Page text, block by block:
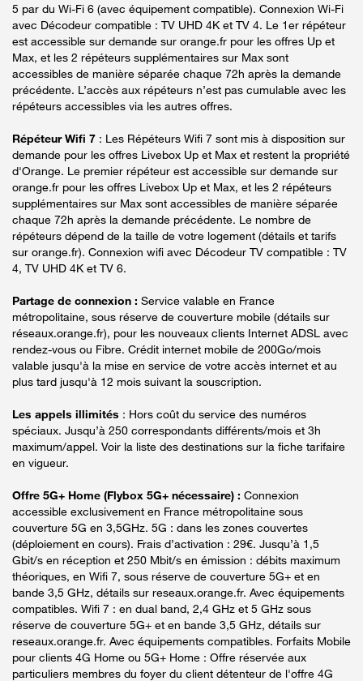
5 par du Wi-Fi 6 (avec équipement compatible). Connexion Wi-Fi
avec Décodeur compatible : TV UHD 4K et TV 4. Le 1er répéteur
est accessible sur demande sur orange.fr pour les offres Up et
Max, et les 2 répéteurs supplémentaires sur Max sont
accessibles de manière séparée chaque 72h après la demande
précédente. L’accès aux répéteurs n’est pas cumulable avec les
répéteurs accessibles via les autres offres.
Répéteur Wifi 7 : Les Répéteurs Wifi 7 sont mis à disposition sur
demande pour les offres Livebox Up et Max et restent la propriété
d'Orange. Le premier répéteur est accessible sur demande sur
orange.fr pour les offres Livebox Up et Max, et les 2 répéteurs
supplémentaires sur Max sont accessibles de manière séparée
chaque 72h après la demande précédente. Le nombre de
répéteurs dépend de la taille de votre logement (détails et tarifs
sur orange.fr). Connexion wifi avec Décodeur TV compatible : TV
4, TV UHD 4K et TV 6.
Partage de connexion : Service valable en France
métropolitaine, sous réserve de couverture mobile (détails sur
réseaux.orange.fr), pour les nouveaux clients Internet ADSL avec
rendez-vous ou Fibre. Crédit internet mobile de 200Go/mois
valable jusqu'à la mise en service de votre accès internet et au
plus tard jusqu'à 12 mois suivant la souscription.
Les appels illimités : Hors coût du service des numéros
spéciaux. Jusqu’à 250 correspondants différents/mois et 3h
maximum/appel. Voir la liste des destinations sur la fiche tarifaire
en vigueur.
Offre 5G+ Home (Flybox 5G+ nécessaire) : Connexion
accessible exclusivement en France métropolitaine sous
couverture 5G en 3,5GHz. 5G : dans les zones couvertes
(déploiement en cours). Frais d’activation : 29€. Jusqu’à 1,5
Gbit/s en réception et 250 Mbit/s en émission : débits maximum
théoriques, en Wifi 7, sous réserve de couverture 5G+ et en
bande 3,5 GHz, détails sur reseaux.orange.fr. Avec équipements
compatibles. Wifi 7 : en dual band, 2,4 GHz et 5 GHz sous
réserve de couverture 5G+ et en bande 3,5 GHz, détails sur
reseaux.orange.fr. Avec équipements compatibles. Forfaits Mobile
pour clients 4G Home ou 5G+ Home : Offre réservée aux
particuliers membres du foyer du client détenteur de l'offre 4G